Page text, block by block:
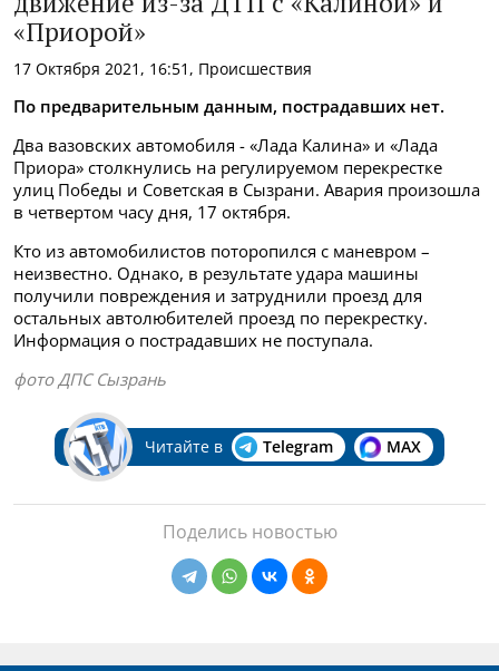
«Приорой»
17 Октября 2021, 16:51, Происшествия
По предварительным данным, пострадавших нет.
Два вазовских автомобиля - «Лада Калина» и «Лада
Приора» столкнулись на регулируемом перекрестке
улиц Победы и Советская в Сызрани. Авария произошла
в четвертом часу дня, 17 октября.
Кто из автомобилистов поторопился с маневром –
неизвестно. Однако, в результате удара машины
получили повреждения и затруднили проезд для
остальных автолюбителей проезд по перекрестку.
Информация о пострадавших не поступала.
фото ДПС Сызрань
Читайте в Telegram MAX
Поделись новостью